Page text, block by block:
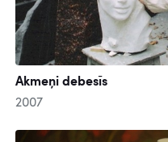
Akmeņi debesīs
2007